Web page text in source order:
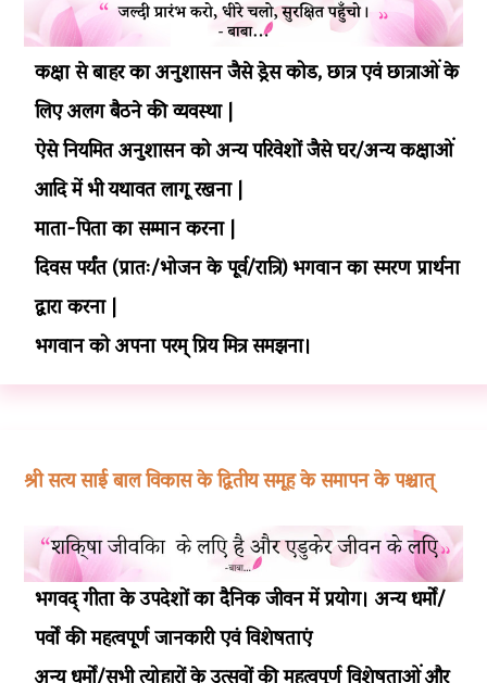
कक्षा से बाहर का अनुशासन जैसे ड्रेस कोड, छात्र एवं छात्राओं के
लिए अलग बैठने की व्यवस्था |
ऐसे नियमित अनुशासन को अन्य परिवेशों जैसे घर/अन्य कक्षाओं
आदि में भी यथावत लागू रखना |
माता-पिता का सम्मान करना |
दिवस पर्यंत (प्रातः/भोजन के पूर्व/रात्रि) भगवान का स्मरण प्रार्थना
द्वारा करना |
भगवान को अपना परम् प्रिय मित्र समझना।
श्री सत्य साई बाल विकास के द्वितीय समूह के समापन के पश्चात्
भगवद् गीता के उपदेशों का दैनिक जीवन में प्रयोग। अन्य धर्मों/
पर्वों की महत्वपूर्ण जानकारी एवं विशेषताएं